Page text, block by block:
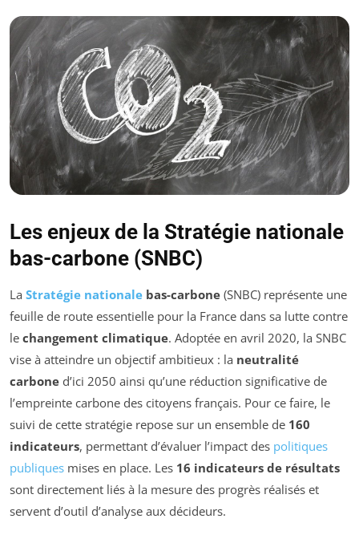
Les enjeux de la Stratégie nationale
bas-carbone (SNBC)
La Stratégie nationale bas-carbone (SNBC) représente une
feuille de route essentielle pour la France dans sa lutte contre
le changement climatique. Adoptée en avril 2020, la SNBC
vise à atteindre un objectif ambitieux : la neutralité
carbone d’ici 2050 ainsi qu’une réduction significative de
l’empreinte carbone des citoyens français. Pour ce faire, le
suivi de cette stratégie repose sur un ensemble de 160
indicateurs, permettant d’évaluer l’impact des politiques
publiques mises en place. Les 16 indicateurs de résultats
sont directement liés à la mesure des progrès réalisés et
servent d’outil d’analyse aux décideurs.